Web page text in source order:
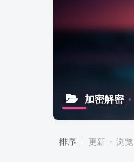
加密解密
排序 更新 浏览